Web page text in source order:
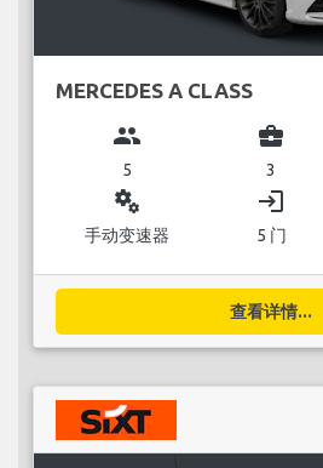
MERCEDES A CLASS
group
5
business_center
3
miscellaneous_services
手动变速器
login
5 门
查看详情...